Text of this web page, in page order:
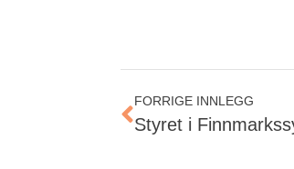
FORRIGE INNLEGG